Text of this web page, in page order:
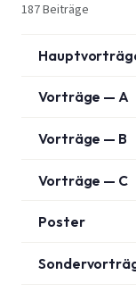
187 Beiträge
Vorträge — A
Vorträge — B
Vorträge — C
Poster